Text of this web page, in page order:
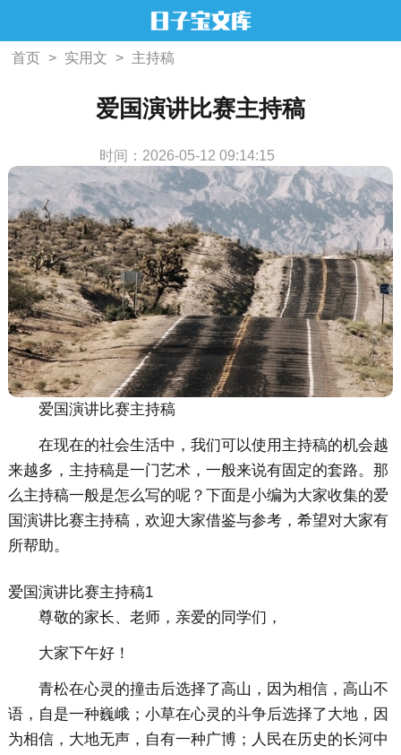
首页 > 实用文 > 主持稿
爱国演讲比赛主持稿
时间：2026-05-12 09:14:15
爱国演讲比赛主持稿
在现在的社会生活中，我们可以使用主持稿的机会越
来越多，主持稿是一门艺术，一般来说有固定的套路。那
么主持稿一般是怎么写的呢？下面是小编为大家收集的爱
国演讲比赛主持稿，欢迎大家借鉴与参考，希望对大家有
所帮助。
爱国演讲比赛主持稿1
尊敬的家长、老师，亲爱的同学们，
大家下午好！
青松在心灵的撞击后选择了高山，因为相信，高山不
语，自是一种巍峨；小草在心灵的斗争后选择了大地，因
为相信，大地无声，自有一种广博；人民在历史的长河中